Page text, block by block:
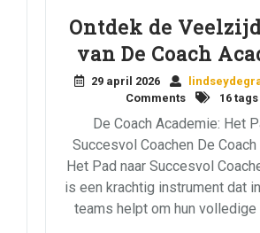
Ontdek de
van De Coach
29 april 2026
Comments
16 tags
De Coach Academie: Het
Succesvol Coachen De
Het Pad naar Succesvol
is een krachtig instrument dat
teams helpt om hun